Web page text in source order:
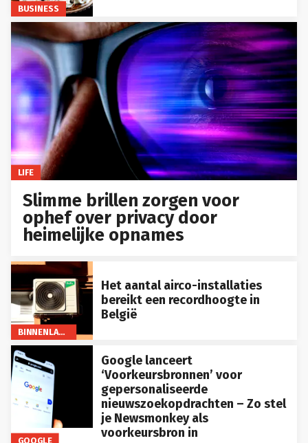
BUSINESS
LIFE
Slimme brillen zorgen voor
ophef over privacy door
heimelijke opnames
BINNENLAND
Het aantal airco-installaties
bereikt een recordhoogte in
België
GOOGLE
Google lanceert
‘Voorkeursbronnen’ voor
gepersonaliseerde
nieuwszoekopdrachten – Zo stel
je Newsmonkey als
voorkeursbron in